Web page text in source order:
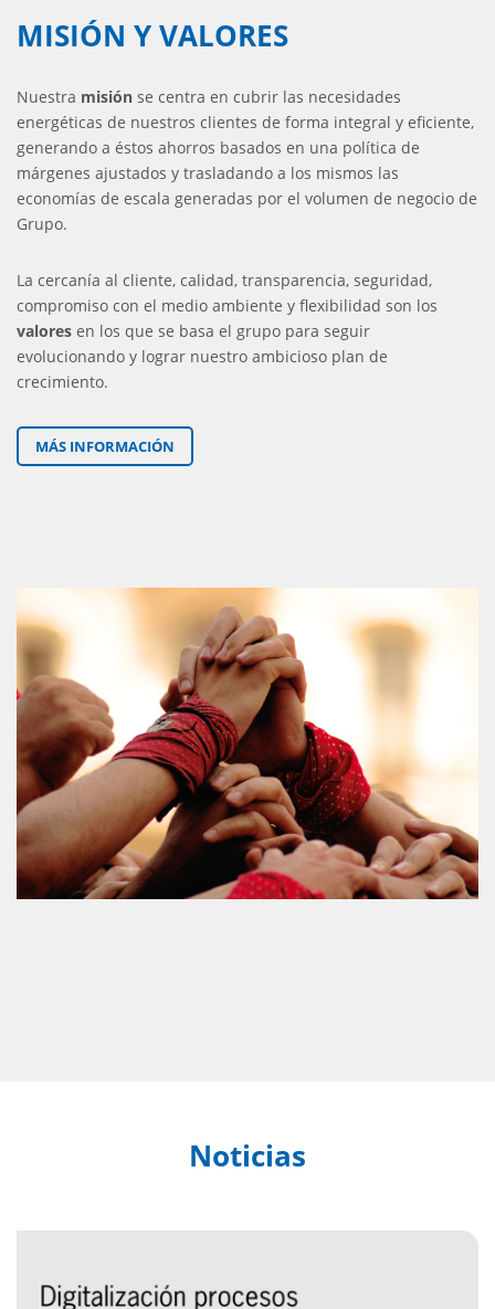
MISIÓN Y VALORES
Nuestra misión se centra en cubrir las necesidades
energéticas de nuestros clientes de forma integral y eficiente,
generando a éstos ahorros basados en una política de
márgenes ajustados y trasladando a los mismos las
economías de escala generadas por el volumen de negocio de
Grupo.
La cercanía al cliente, calidad, transparencia, seguridad,
compromiso con el medio ambiente y flexibilidad son los
valores en los que se basa el grupo para seguir
evolucionando y lograr nuestro ambicioso plan de
crecimiento.
MÁS INFORMACIÓN
Noticias